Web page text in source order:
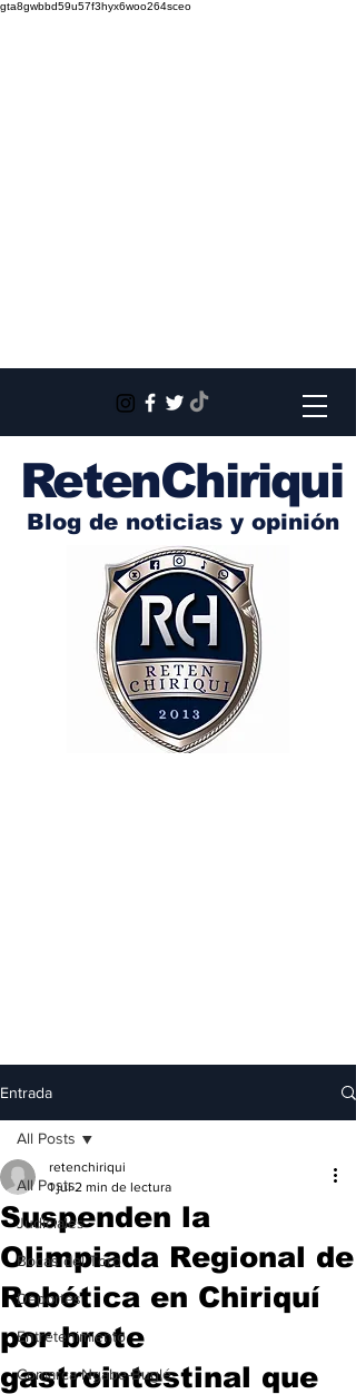
gta8gwbbd59u57f3hyx6woo264sceo
RetenChiriqui
Blog de noticias y opinión
Entrada
All Posts
Judiciales
Bocas del Toro
Deportes
Entretenimiento
Comarca Ngäbe-Buglé
All Posts
Suspenden la
Olimpiada Regional de
Robótica en Chiriquí
por brote
gastrointestinal que
retenchiriqui
1 jul 2 min de lectura